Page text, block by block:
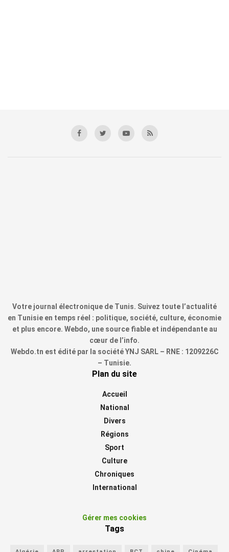
Votre journal électronique de Tunis. Suivez toute l’actualité
en Tunisie en temps réel : politique, société, culture, économie
et plus encore. Webdo, une source fiable et indépendante au
cœur de l’info.
Webdo.tn est édité par la société YNJ SARL – RNE : 1209226C
– Tunisie.
Plan du site
Accueil
National
Divers
Régions
Sport
Culture
Chroniques
International
Gérer mes cookies
Tags